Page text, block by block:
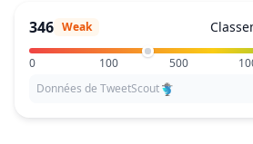
346 Weak
0 100 500
Données de TweetScout